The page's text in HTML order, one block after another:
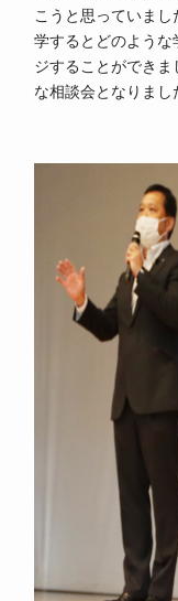
こうと思っていま
学するとどのよう
ジすることができ
な相談会となりまし